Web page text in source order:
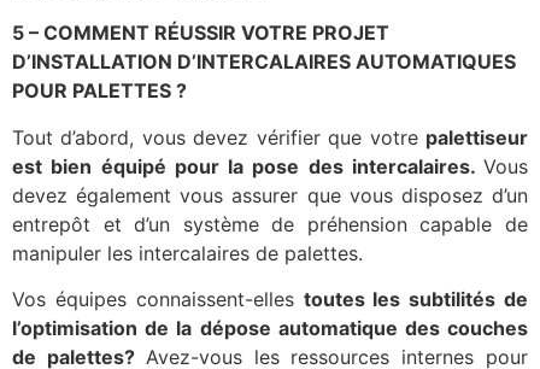
5 – COMMENT RÉUSSIR VOTRE PROJET
D’INSTALLATION D’INTERCALAIRES AUTOMATIQUES
POUR PALETTES ?
Tout d’abord, vous devez vérifier que votre palettiseur
est bien équipé pour la pose des intercalaires. Vous
devez également vous assurer que vous disposez d’un
entrepôt et d’un système de préhension capable de
manipuler les intercalaires de palettes.
Vos équipes connaissent-elles toutes les subtilités de
l’optimisation de la dépose automatique des couches
de palettes? Avez-vous les ressources internes pour